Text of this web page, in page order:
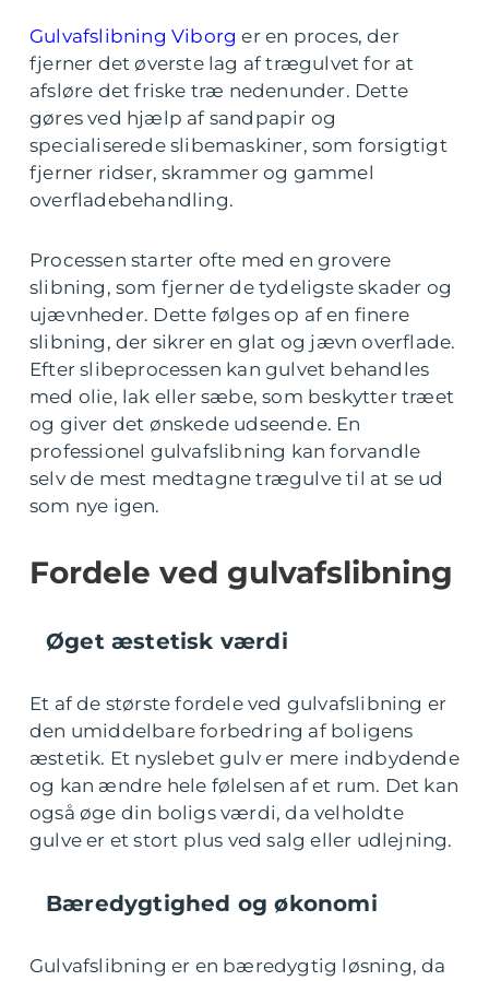
Gulvafslibning Viborg er en proces, der
fjerner det øverste lag af trægulvet for at
afsløre det friske træ nedenunder. Dette
gøres ved hjælp af sandpapir og
specialiserede slibemaskiner, som forsigtigt
fjerner ridser, skrammer og gammel
overfladebehandling.
Processen starter ofte med en grovere
slibning, som fjerner de tydeligste skader og
ujævnheder. Dette følges op af en finere
slibning, der sikrer en glat og jævn overflade.
Efter slibeprocessen kan gulvet behandles
med olie, lak eller sæbe, som beskytter træet
og giver det ønskede udseende. En
professionel gulvafslibning kan forvandle
selv de mest medtagne trægulve til at se ud
som nye igen.
Fordele ved gulvafslibning
Øget æstetisk værdi
Et af de største fordele ved gulvafslibning er
den umiddelbare forbedring af boligens
æstetik. Et nyslebet gulv er mere indbydende
og kan ændre hele følelsen af et rum. Det kan
også øge din boligs værdi, da velholdte
gulve er et stort plus ved salg eller udlejning.
Bæredygtighed og økonomi
Gulvafslibning er en bæredygtig løsning, da